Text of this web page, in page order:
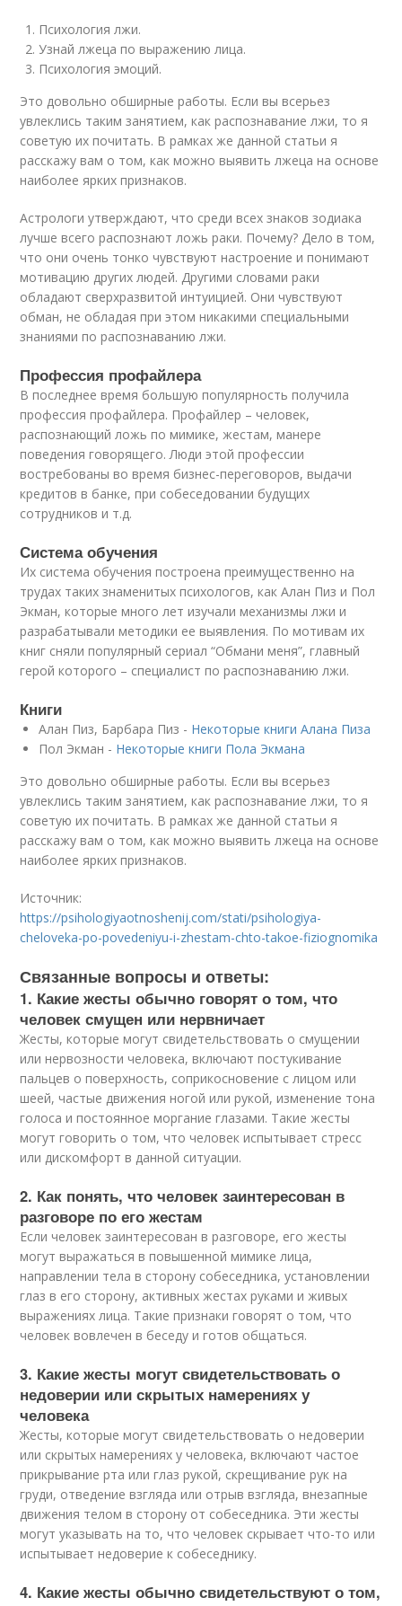
Психология лжи.
Узнай лжеца по выражению лица.
Психология эмоций.
Это довольно обширные работы. Если вы всерьез
увлеклись таким занятием, как распознавание лжи, то я
советую их почитать. В рамках же данной статьи я
расскажу вам о том, как можно выявить лжеца на основе
наиболее ярких признаков.
Астрологи утверждают, что среди всех знаков зодиака
лучше всего распознают ложь раки. Почему? Дело в том,
что они очень тонко чувствуют настроение и понимают
мотивацию других людей. Другими словами раки
обладают сверхразвитой интуицией. Они чувствуют
обман, не обладая при этом никакими специальными
знаниями по распознаванию лжи.
Профессия профайлера
В последнее время большую популярность получила
профессия профайлера. Профайлер – человек,
распознающий ложь по мимике, жестам, манере
поведения говорящего. Люди этой профессии
востребованы во время бизнес-переговоров, выдачи
кредитов в банке, при собеседовании будущих
сотрудников и т.д.
Система обучения
Их система обучения построена преимущественно на
трудах таких знаменитых психологов, как Алан Пиз и Пол
Экман, которые много лет изучали механизмы лжи и
разрабатывали методики ее выявления. По мотивам их
книг сняли популярный сериал “Обмани меня”, главный
герой которого – специалист по распознаванию лжи.
Книги
Алан Пиз, Барбара Пиз - Некоторые книги Алана Пиза
Пол Экман - Некоторые книги Пола Экмана
Это довольно обширные работы. Если вы всерьез
увлеклись таким занятием, как распознавание лжи, то я
советую их почитать. В рамках же данной статьи я
расскажу вам о том, как можно выявить лжеца на основе
наиболее ярких признаков.
Источник:
https://psihologiyaotnoshenij.com/stati/psihologiya-
cheloveka-po-povedeniyu-i-zhestam-chto-takoe-fiziognomika
Связанные вопросы и ответы:
1. Какие жесты обычно говорят о том, что
человек смущен или нервничает
Жесты, которые могут свидетельствовать о смущении
или нервозности человека, включают постукивание
пальцев о поверхность, соприкосновение с лицом или
шеей, частые движения ногой или рукой, изменение тона
голоса и постоянное моргание глазами. Такие жесты
могут говорить о том, что человек испытывает стресс
или дискомфорт в данной ситуации.
2. Как понять, что человек заинтересован в
разговоре по его жестам
Если человек заинтересован в разговоре, его жесты
могут выражаться в повышенной мимике лица,
направлении тела в сторону собеседника, установлении
глаз в его сторону, активных жестах руками и живых
выражениях лица. Такие признаки говорят о том, что
человек вовлечен в беседу и готов общаться.
3. Какие жесты могут свидетельствовать о
недоверии или скрытых намерениях у
человека
Жесты, которые могут свидетельствовать о недоверии
или скрытых намерениях у человека, включают частое
прикрывание рта или глаз рукой, скрещивание рук на
груди, отведение взгляда или отрыв взгляда, внезапные
движения телом в сторону от собеседника. Эти жесты
могут указывать на то, что человек скрывает что-то или
испытывает недоверие к собеседнику.
4. Какие жесты обычно свидетельствуют о том,